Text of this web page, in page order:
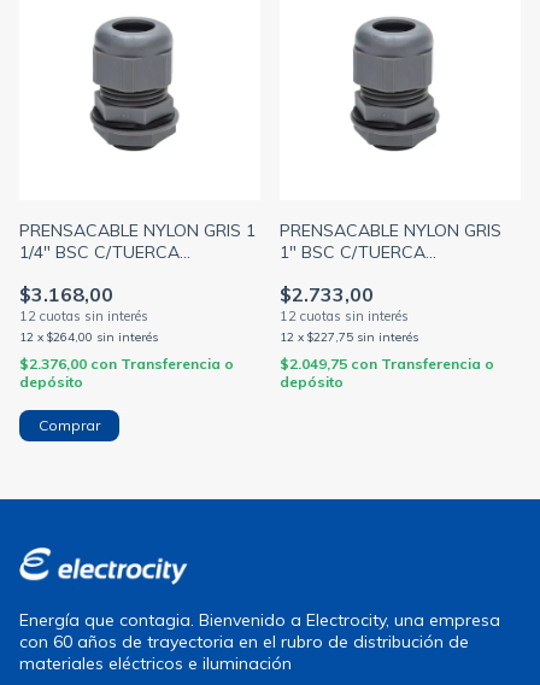
PRENSACABLE NYLON GRIS 1
1/4" BSC C/TUERCA
$3.168,00
12 x $264,00 sin interés
$2.376,00 con Transferencia o
depósito
PRENSACABLE NYLON GRIS
1" BSC C/TUERCA
$2.733,00
12 x $227,75 sin interés
$2.049,75 con Transferencia o
depósito
Energía que contagia. Bienvenido a Electrocity, una empresa
con 60 años de trayectoria en el rubro de distribución de
materiales eléctricos e iluminación